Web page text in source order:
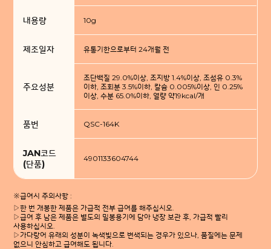
내용량 10g
제조일자 유통기한으로부터 24개월 전
주요성분
조단백질 29.0%이상, 조지방 1.4%이상, 조섬유 0.3%
이하, 조회분 3.5%이하, 칼슘 0.005%이상, 인 0.25%
이상, 수분 65.0%이하, 열량 약19kcal/개
품번 QSC-164K
JAN코드
(단품)
4901133604744
※급여시 주의사항 :
▷한 번 개봉한 제품은 가급적 전부 급여를 해주십시오.
▷급여 후 남은 제품은 별도의 밀봉용기에 담아 냉장 보관 후, 가급적 빨리
사용하십시오.
▷가다랑어 유래의 성분이 녹색빛으로 변색되는 경우가 있으나, 품질에는 문제
없으니 안심하고 급여해도 됩니다.